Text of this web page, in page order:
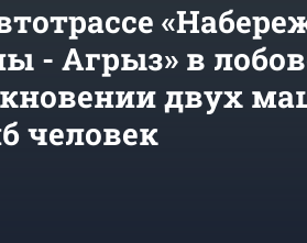
- Агрыз» в
двух
человек